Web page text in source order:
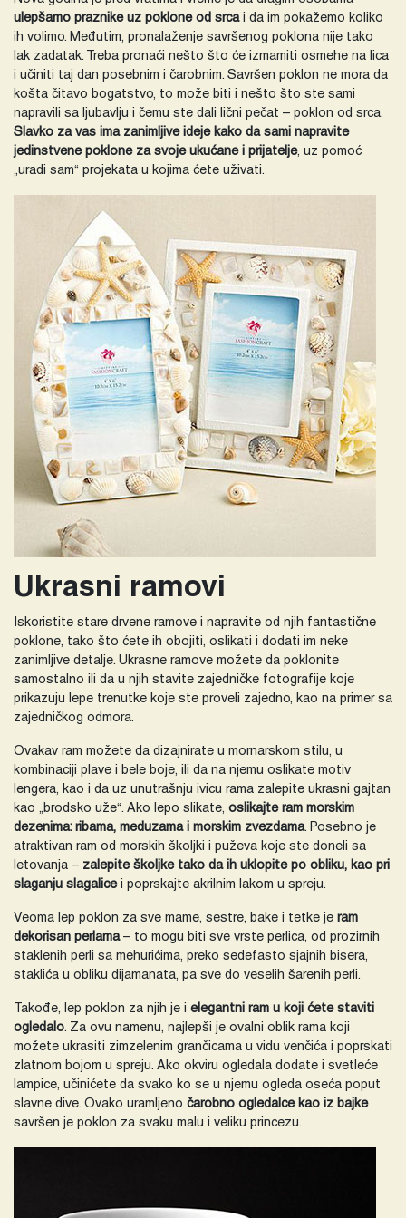
ulepšamo praznike uz poklone od srcai da im pokažemo koliko
ih volimo. Međutim, pronalaženje savršenog poklona nije tako
lak zadatak. Treba pronaći nešto što će izmamiti osmehe na lica
i učiniti taj dan posebnim i čarobnim. Savršen poklon ne mora da
košta čitavo bogatstvo, to može biti i nešto što ste sami
napravili sa ljubavlju i čemu ste dali lični pečat – poklon od srca.
Slavko za vas ima zanimljive ideje kako da sami napravite
jedinstvene poklone za svoje ukućane i prijatelje, uz pomoć
„uradi sam“ projekata u kojima ćete uživati.
Ukrasni ramovi
Iskoristite stare drvene ramove i napravite od njih fantastične
poklone, tako što ćete ih obojiti, oslikati i dodati im neke
zanimljive detalje. Ukrasne ramove možete da poklonite
samostalno ili da u njih stavite zajedničke fotografije koje
prikazuju lepe trenutke koje ste proveli zajedno, kao na primer sa
zajedničkog odmora.
Ovakav ram možete da dizajnirate u mornarskom stilu, u
kombinaciji plave i bele boje, ili da na njemu oslikate motiv
lengera, kao i da uz unutrašnju ivicu rama zalepite ukrasni gajtan
kao „brodsko uže“. Ako lepo slikate, oslikajte ram morskim
dezenima: ribama, meduzama i morskim zvezdama. Posebno je
atraktivan ram od morskih školjki i puževa koje ste doneli sa
letovanja – zalepite školjke tako da ih uklopite po obliku, kao pri
slaganju slagalicei poprskajte akrilnim lakom u spreju.
Veoma lep poklon za sve mame, sestre, bake i tetke je ram
dekorisan perlama– to mogu biti sve vrste perlica, od prozirnih
staklenih perli sa mehurićima, preko sedefasto sjajnih bisera,
staklića u obliku dijamanata, pa sve do veselih šarenih perli.
Takođe, lep poklon za njih je i elegantni ram u koji ćete staviti
ogledalo. Za ovu namenu, najlepši je ovalni oblik rama koji
možete ukrasiti zimzelenim grančicama u vidu venčića i poprskati
zlatnom bojom u spreju. Ako okviru ogledala dodate i svetleće
lampice, učinićete da svako ko se u njemu ogleda oseća poput
slavne dive. Ovako uramljeno čarobno ogledalce kao iz bajke
savršen je poklon za svaku malu i veliku princezu.